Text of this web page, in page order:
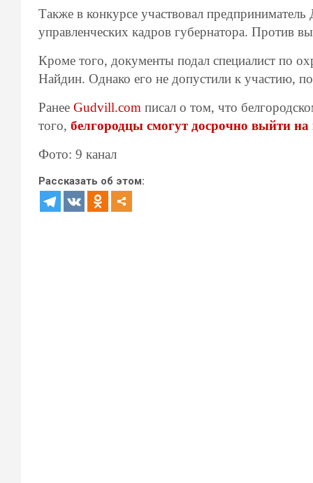
Также в конкурсе участвовал
управленческих кадров губернатора. Против
Кроме того, документы подал специалист по
Найдин. Однако его не допустили к участию,
Ранее Gudvill.com писал о том, что
того, белгородцы смогут досрочно выйти
Фото: 9 канал
Рассказать об этом: